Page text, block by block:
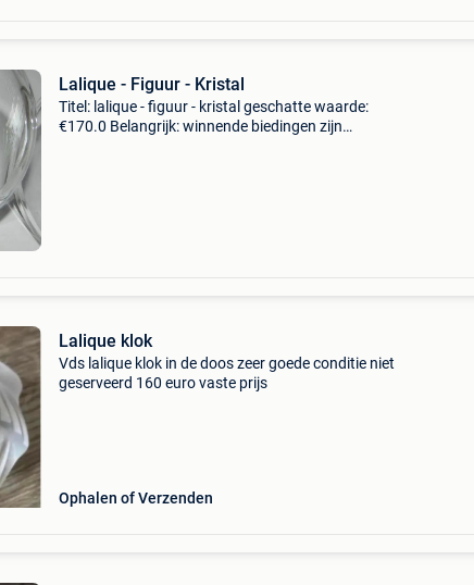
Lalique - Figuur - Kristal
Titel: lalique - figuur - kristal geschatte waarde:
€170.0 Belangrijk: winnende biedingen zijn
Lalique klok
Vds lalique klok in de doos zeer goede conditie niet
geserveerd 160 euro vaste prijs
Ophalen of Verzenden